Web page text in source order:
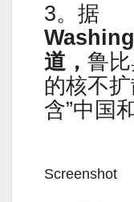
3。据
道， 鲁
的核不
含”中国
Screenshot